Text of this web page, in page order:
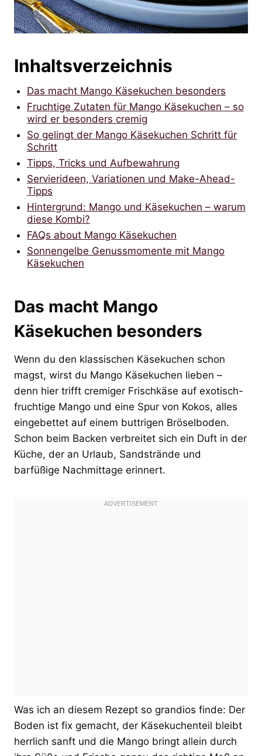
Inhaltsverzeichnis
Das macht Mango Käsekuchen besonders
Fruchtige Zutaten für Mango Käsekuchen – so
wird er besonders cremig
So gelingt der Mango Käsekuchen Schritt für
Schritt
Tipps, Tricks und Aufbewahrung
Servierideen, Variationen und Make-Ahead-
Tipps
Hintergrund: Mango und Käsekuchen – warum
diese Kombi?
FAQs about Mango Käsekuchen
Sonnengelbe Genussmomente mit Mango
Käsekuchen
Das macht Mango
Käsekuchen besonders
Wenn du den klassischen Käsekuchen schon
magst, wirst du Mango Käsekuchen lieben –
denn hier trifft cremiger Frischkäse auf exotisch-
fruchtige Mango und eine Spur von Kokos, alles
eingebettet auf einem buttrigen Bröselboden.
Schon beim Backen verbreitet sich ein Duft in der
Küche, der an Urlaub, Sandstrände und
barfüßige Nachmittage erinnert.
Was ich an diesem Rezept so grandios finde: Der
Boden ist fix gemacht, der Käsekuchenteil bleibt
herrlich sanft und die Mango bringt allein durch